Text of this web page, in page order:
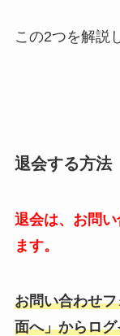
この2つを解説
退会する方法
退会は、お問
ます。
お問い合わせ
面へ」からロ